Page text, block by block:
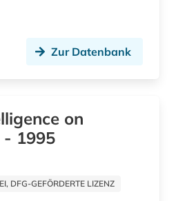
elektronische bibliothek (5)
elektronische publikation (3)
elektronische zeitschrift (2)
elektronisches buch (12)
Zur Datenbank
on
- 1995
DFG-GEFÖRDERTE LIZENZ